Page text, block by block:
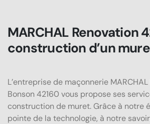
MARCHAL Renovation
construction d’un
L’entreprise de maçonnerie
Bonson 42160 vous propose ses
construction de muret. Grâce à notre
pointe de la technologie, à notre